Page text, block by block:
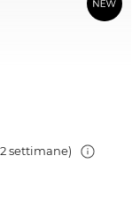
settimane)